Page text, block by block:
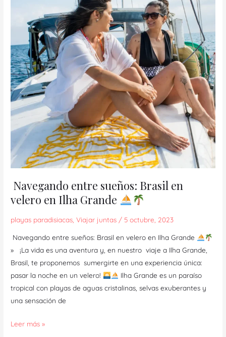
Navegando entre sueños: Brasil en
velero en Ilha Grande
playas paradisiacas ,Viajar juntas / 5 octubre, 2023
Navegando entre sueños: Brasil en velero en Ilha Grande
» ¡La vida es una aventura y, en nuestro viaje a Ilha Grande,
Brasil, te proponemos sumergirte en una experiencia única:
pasar la noche en un velero!
Ilha Grande es un paraíso
tropical con playas de aguas cristalinas, selvas exuberantes y
una sensación de
velero
en
Ilha
Grande
Leer más »